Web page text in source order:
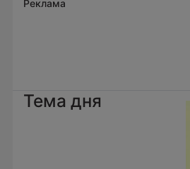
Реклама
Тема дня